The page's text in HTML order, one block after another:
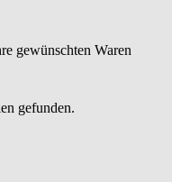
gewünschten Waren
gefunden.